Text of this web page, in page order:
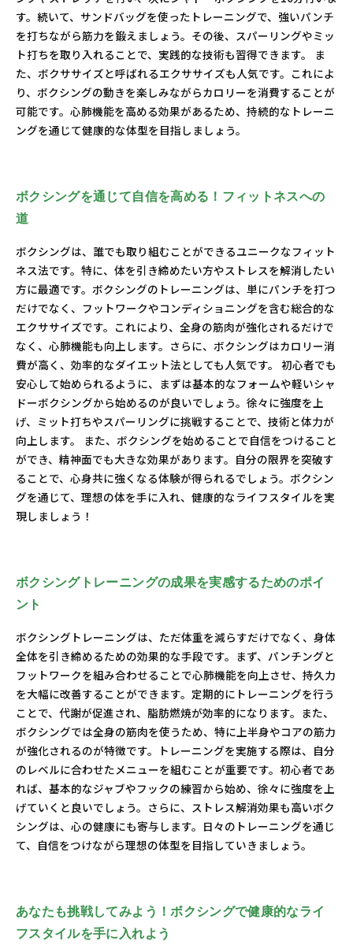
す。続いて、サンドバッグを使ったトレーニングで、強いパンチ
を打ちながら筋力を鍛えましょう。その後、スパーリングやミッ
ト打ちを取り入れることで、実践的な技術も習得できます。 ま
た、ボクササイズと呼ばれるエクササイズも人気です。これによ
り、ボクシングの動きを楽しみながらカロリーを消費することが
可能です。心肺機能を高める効果があるため、持続的なトレーニ
ングを通じて健康的な体型を目指しましょう。
ボクシングを通じて自信を高める！フィットネスへの
道
ボクシングは、誰でも取り組むことができるユニークなフィット
ネス法です。特に、体を引き締めたい方やストレスを解消したい
方に最適です。ボクシングのトレーニングは、単にパンチを打つ
だけでなく、フットワークやコンディショニングを含む総合的な
エクササイズです。これにより、全身の筋肉が強化されるだけで
なく、心肺機能も向上します。さらに、ボクシングはカロリー消
費が高く、効率的なダイエット法としても人気です。 初心者でも
安心して始められるように、まずは基本的なフォームや軽いシャ
ドーボクシングから始めるのが良いでしょう。徐々に強度を上
げ、ミット打ちやスパーリングに挑戦することで、技術と体力が
向上します。 また、ボクシングを始めることで自信をつけること
ができ、精神面でも大きな効果があります。自分の限界を突破す
ることで、心身共に強くなる体験が得られるでしょう。ボクシン
グを通じて、理想の体を手に入れ、健康的なライフスタイルを実
現しましょう！
ボクシングトレーニングの成果を実感するためのポイ
ント
ボクシングトレーニングは、ただ体重を減らすだけでなく、身体
全体を引き締めるための効果的な手段です。まず、パンチングと
フットワークを組み合わせることで心肺機能を向上させ、持久力
を大幅に改善することができます。定期的にトレーニングを行う
ことで、代謝が促進され、脂肪燃焼が効率的になります。また、
ボクシングでは全身の筋肉を使うため、特に上半身やコアの筋力
が強化されるのが特徴です。トレーニングを実施する際は、自分
のレベルに合わせたメニューを組むことが重要です。初心者であ
れば、基本的なジャブやフックの練習から始め、徐々に強度を上
げていくと良いでしょう。さらに、ストレス解消効果も高いボク
シングは、心の健康にも寄与します。日々のトレーニングを通じ
て、自信をつけながら理想の体型を目指していきましょう。
あなたも挑戦してみよう！ボクシングで健康的なライ
フスタイルを手に入れよう